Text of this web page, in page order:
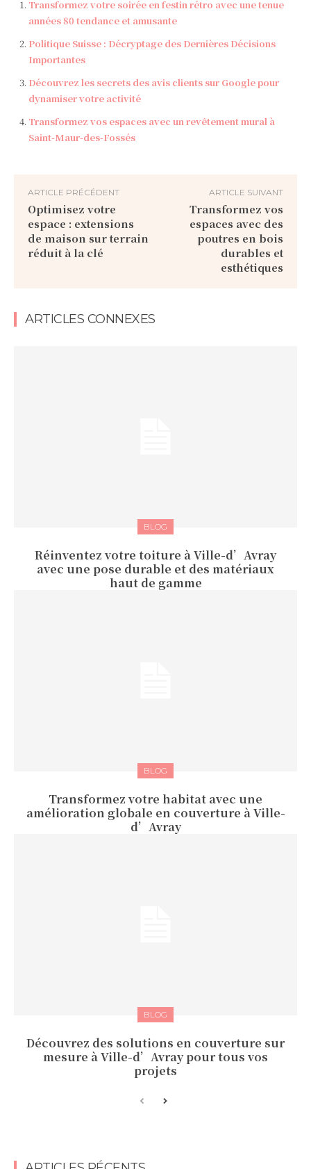
Transformez votre soirée en festin rétro avec une tenue
années 80 tendance et amusante
Politique Suisse : Décryptage des Dernières Décisions
Importantes
Découvrez les secrets des avis clients sur Google pour
dynamiser votre activité
Transformez vos espaces avec un revêtement mural à
Saint-Maur-des-Fossés
ARTICLE PRÉCÉDENT
Optimisez votre
espace : extensions
de maison sur terrain
réduit à la clé
ARTICLE SUIVANT
Transformez vos
espaces avec des
poutres en bois
durables et
esthétiques
ARTICLES CONNEXES
BLOG
Réinventez votre toiture à Ville-d’Avray
avec une pose durable et des matériaux
haut de gamme
BLOG
Transformez votre habitat avec une
amélioration globale en couverture à Ville-
d’Avray
BLOG
Découvrez des solutions en couverture sur
mesure à Ville-d’Avray pour tous vos
projets